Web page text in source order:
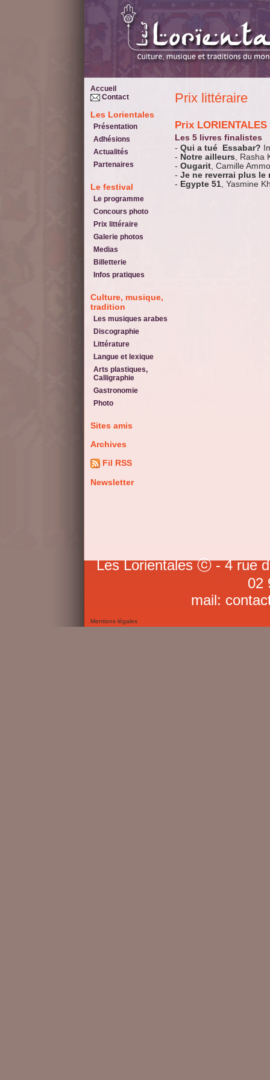
Accueil
Contact
Les Lorientales
Présentation
Adhésions
Actualités
Partenaires
Le festival
Le programme
Concours photo
Prix littéraire
Galerie photos
Medias
Billetterie
Infos pratiques
Culture, musique,
tradition
Les musiques arabes
Discographie
Littérature
Langue et lexique
Arts plastiques,
Calligraphie
Gastronomie
Photo
Sites amis
Archives
Fil RSS
Newsletter
Prix littéraire
Prix LORIENTALES
Les 5 livres finalistes
- Qui a tué Essabar?
- Notre ailleurs, Rasha
- Ougarit, Camille
- Je ne reverrai plus le
- Egypte 51, Yasmine
Les Lorientales ⓒ - 4 rue
02
mail:
Mentions légales